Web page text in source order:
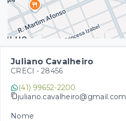
Juliano Cavalheiro
CRECI - 28456
(41) 99652-2200
juliano.cavalheiro@gmail.com
Nome